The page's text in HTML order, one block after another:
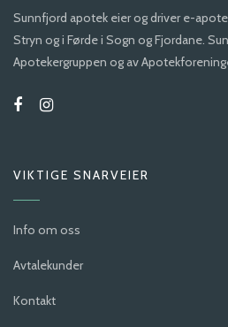
Sunnfjord apotek eier og driver e-
Stryn og i Førde i Sogn og Fjordane.
Apotekergruppen og av
VIKTIGE SNARVEIER
Info om oss
Avtalekunder
Kontakt